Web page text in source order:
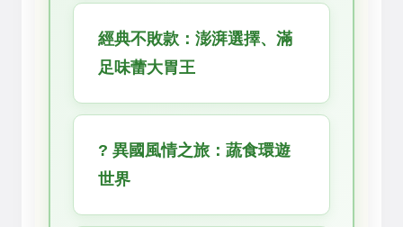
經典不敗款：澎湃選擇、滿
足味蕾大胃王
? 異國風情之旅：蔬食環遊
世界